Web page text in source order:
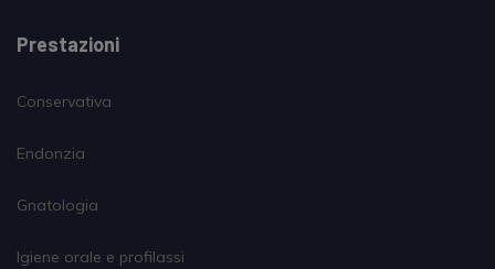
Prestazioni
Conservativa
Endonzia
Gnatologia
Igiene orale e profilassi